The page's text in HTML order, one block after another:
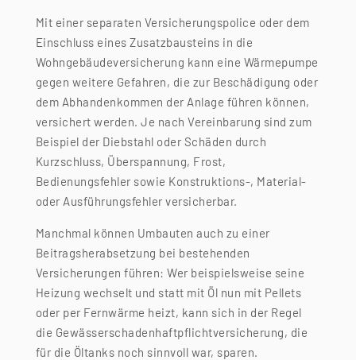
Mit einer separaten Versicherungspolice oder dem
Einschluss eines Zusatzbausteins in die
Wohngebäudeversicherung kann eine Wärmepumpe
gegen weitere Gefahren, die zur Beschädigung oder
dem Abhandenkommen der Anlage führen können,
versichert werden. Je nach Vereinbarung sind zum
Beispiel der Diebstahl oder Schäden durch
Kurzschluss, Überspannung, Frost,
Bedienungsfehler sowie Konstruktions-, Material-
oder Ausführungsfehler versicherbar.
Manchmal können Umbauten auch zu einer
Beitragsherabsetzung bei bestehenden
Versicherungen führen: Wer beispielsweise seine
Heizung wechselt und statt mit Öl nun mit Pellets
oder per Fernwärme heizt, kann sich in der Regel
die Gewässerschadenhaftpflichtversicherung, die
für die Öltanks noch sinnvoll war, sparen.